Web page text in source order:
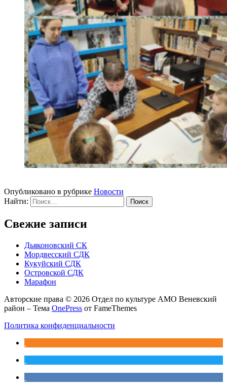
Опубликовано в рубрике Новости
Найти:
Свежие записи
Дьяконовский СК
Мордвесский СДК
Кукуйский СДК
Островской СДК
Марафон
Авторские права © 2026 Отдел по культуре АМО Веневский
район – Тема OnePress от FameThemes
Политика конфиденциальности